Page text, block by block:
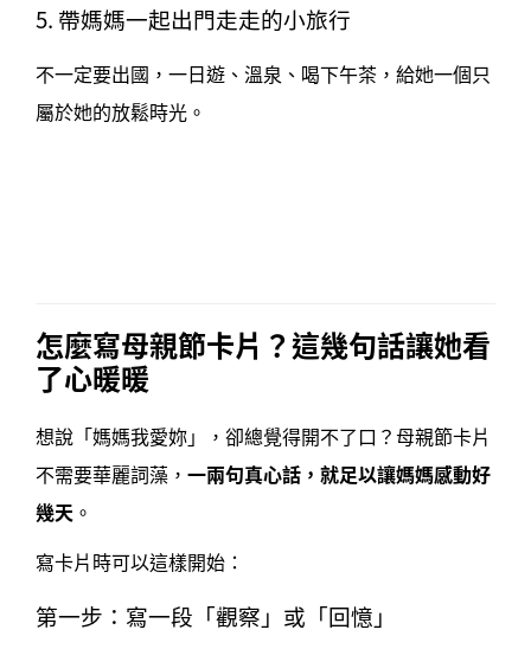
5. 帶媽媽一起出門走走的小旅行
不一定要出國，一日遊、溫泉、喝下午茶，給她一個只
屬於她的放鬆時光。
怎麼寫母親節卡片？這幾句話讓她看
了心暖暖
想說「媽媽我愛妳」，卻總覺得開不了口？母親節卡片
不需要華麗詞藻， 一兩句真心話，就足以讓媽媽感動好
幾天 。
寫卡片時可以這樣開始：
第一步：寫一段「觀察」或「回憶」